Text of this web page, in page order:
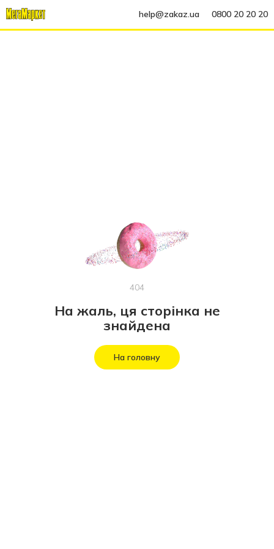
help@zakaz.ua 0800 20 20 20
404
На жаль, ця сторінка не
знайдена
На головну